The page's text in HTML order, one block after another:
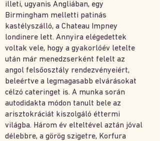
illeti, ugyanis Angliában, egy
Birmingham melletti patinás
kastélyszálló, a Chateau Impney
londinere lett. Annyira elégedettek
voltak vele, hogy a gyakorlóév letelte
után már menedzserként felelt az
angol felsőosztály rendezvényeiért,
beleértve a legmagasabb elvárásokat
célzó cateringet is. A munka során
autodidakta módon tanult bele az
arisztokráciát kiszolgáló éttermi
világba. Három év elteltével aztán jóval
délebbre, a görög szigetre, Korfura